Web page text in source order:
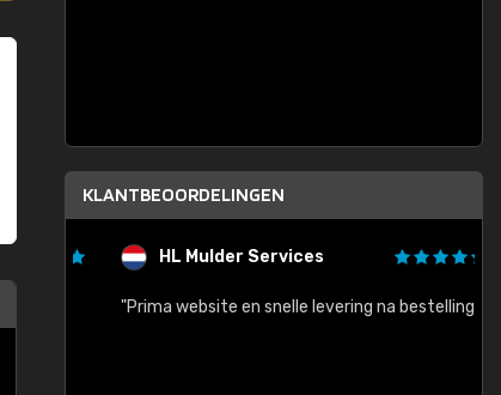
KLANTBEOORDELINGEN
HL Mulder Services
"Prima website en snelle levering na bestelling"